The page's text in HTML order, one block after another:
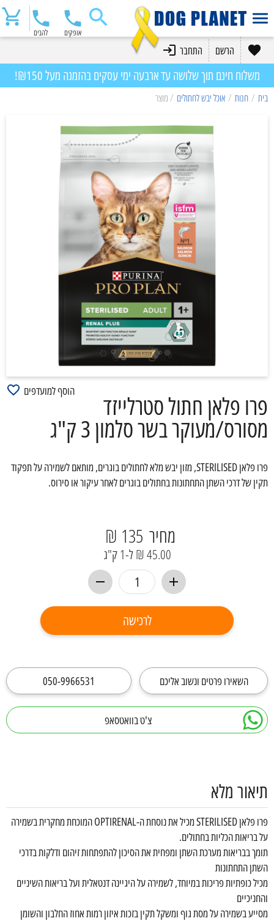
אופקים להבים
הרשם התחבר
משלוח חינם תוך שלושה עד ארבעה ימי עסקים בהזמנה מעל ₪150!
בית / חנות / אוכל יבש לחתולים / מוצר
פרו פלאן חתול סטרלייזד
מסורס/מעוקר בשר סלמון 3 ק"ג
הוסף למועדפים
פרו פלאן STERILISED, מזון יבש מלא לחתולים בוגרים, מותאם לשמירה על תפקוד
תקין של דרכי השתן התחתונות בחתולים בוגרים לאחר עיקור או סירוס.
מחיר 135 ₪
45.00 ₪ ל-1 ק"ג
לרכישה
השאירו פרטים ונשוב אליכם 050-9966531
צ'ט בוואטסאפ
תיאור מלא
פרו פלאן STERILISED מכיל את נוסחת ה-OPTIRENAL המוכחת מחקרית בשמירה
על בריאות הכליות בחתולים.
תומך בבריאות מערכת השתן ומפחית את הסיכון להתפתחות זיהום ודלקות בדרכי
השתן התחתונות
מכיל כופתיות פריכות במיוחד, לשמירה על היגיינה דנטאלית ועל בריאות השיניים
והחניכיים
מסייע בשמירה על מסת גוף ומשקל תקין בזכות איזון רמות אחוז החלבון והשומן